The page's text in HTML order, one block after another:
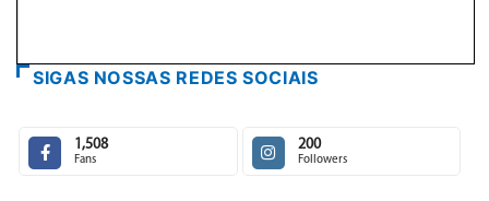
SIGAS NOSSAS REDES SOCIAIS
1,508
Fans
200
Followers